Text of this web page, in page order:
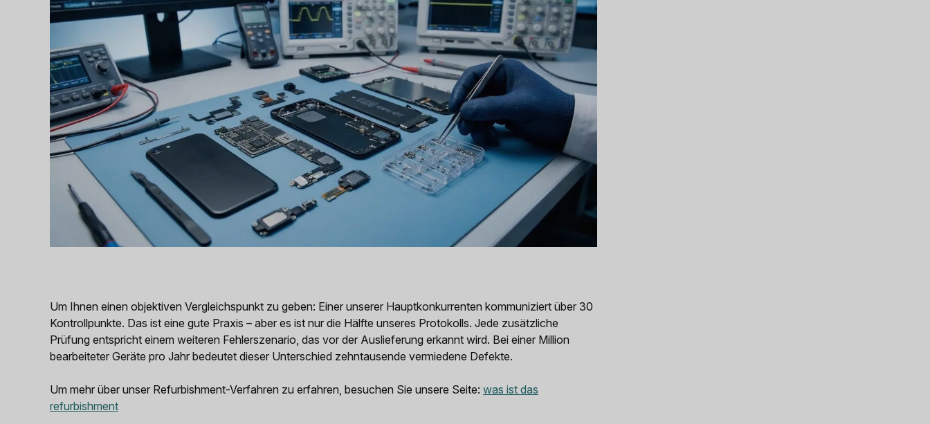
Um Ihnen einen objektiven Vergleichspunkt zu geben: Einer unserer Hauptkonkurrenten kommuniziert über 30
Kontrollpunkte. Das ist eine gute Praxis – aber es ist nur die Hälfte unseres Protokolls. Jede zusätzliche
Prüfung entspricht einem weiteren Fehlerszenario, das vor der Auslieferung erkannt wird. Bei einer Million
bearbeiteter Geräte pro Jahr bedeutet dieser Unterschied zehntausende vermiedene Defekte.
Um mehr über unser Refurbishment-Verfahren zu erfahren, besuchen Sie unsere Seite: was ist das
refurbishment